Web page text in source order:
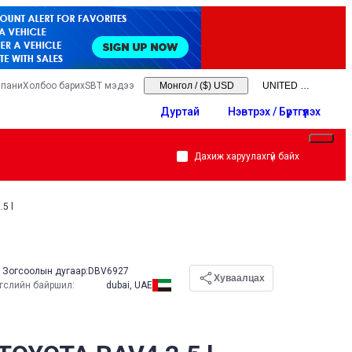
Холбоо барихSBT мэдээ Монгол / ($) USD
Дуртай Нэвтрэх / Бүртгүүлэх
Дахиж харуулахгүй байх
l
Зогсоолын дугаар: DBV6927
байршил: dubai, UAE
Хуваалцах